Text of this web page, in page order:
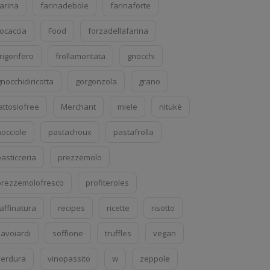
farinadebole farinaforte
Food forzadellafarina
frollamontata gnocchi
gorgonzola grano
Merchant miele nitukè
pastachoux pastafrolla
prezzemolo
profiteroles
recipes ricette risotto
soffione truffles vegan
vinopassito w zeppole